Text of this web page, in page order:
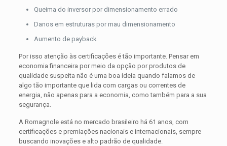
Queima do inversor por dimensionamento errado
Danos em estruturas por mau dimensionamento
Aumento de payback
Por isso atenção às certificações é tão importante. Pensar em
economia financeira por meio da opção por produtos de
qualidade suspeita não é uma boa ideia quando falamos de
algo tão importante que lida com cargas ou correntes de
energia, não apenas para a economia, como também para a sua
segurança.
A Romagnole está no mercado brasileiro há 61 anos, com
certificações e premiações nacionais e internacionais, sempre
buscando inovações e alto padrão de qualidade.